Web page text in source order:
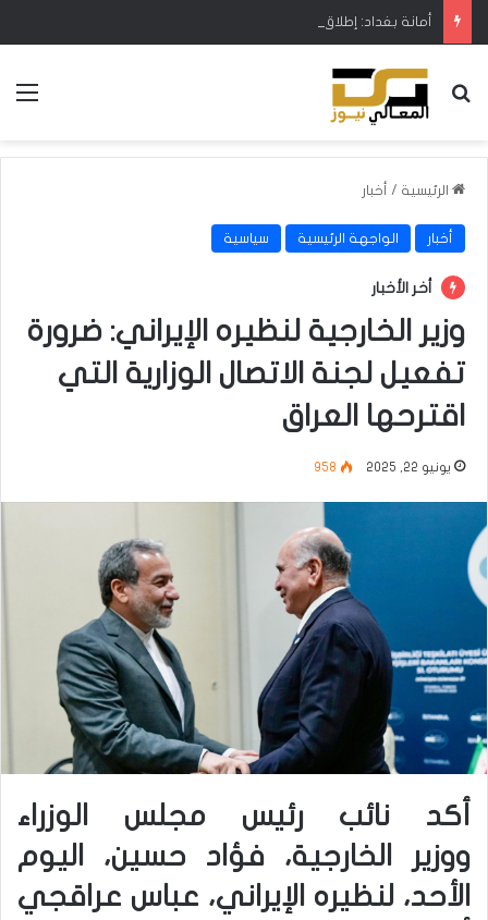
بحث عن
الرئيسية / أخبار
أخبار الواجهة الرئيسية سياسية
أخر الأخبار
وزير الخارجية لنظيره الإيراني: ضرورة
تفعيل لجنة الاتصال الوزارية التي
اقترحها العراق
يونيو 22, 2025 958
أكد نائب رئيس مجلس الوزراء
ووزير الخارجية، فؤاد حسين، اليوم
الأحد، لنظيره الإيراني، عباس عراقجي